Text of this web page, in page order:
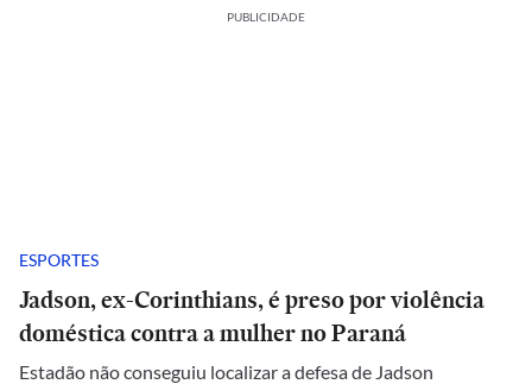
PUBLICIDADE
ESPORTES
Jadson, ex-Corinthians, é preso por violência
doméstica contra a mulher no Paraná
Estadão não conseguiu localizar a defesa de Jadson